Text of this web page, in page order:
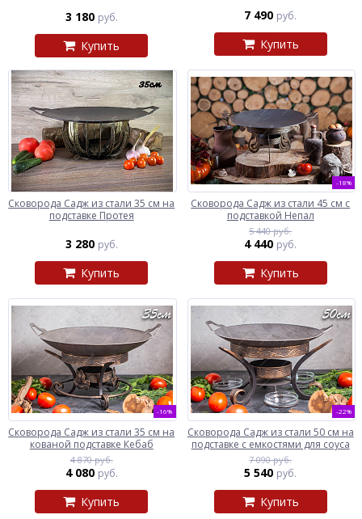
3 180 руб.
Купить
7 490 руб.
Купить
Сковорода Садж из стали 35 см на
подставке Протея
3 280 руб.
Купить
-18%
Сковорода Садж из стали 45 см с
подставкой Непал
5 440 руб.
4 440 руб.
Купить
-16%
Сковорода Садж из стали 35 см на
кованой подставке Кебаб
4 870 руб.
4 080 руб.
Купить
-22%
Сковорода Садж из стали 50 см на
подставке с емкостями для соуса
7 090 руб.
5 540 руб.
Купить